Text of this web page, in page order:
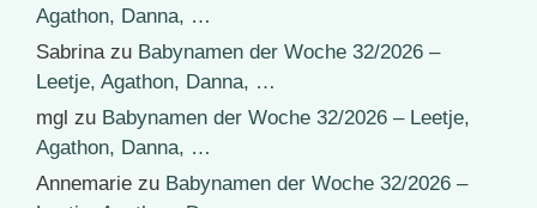
Agathon, Danna, …
Sabrina zu Babynamen der Woche 32/2026 –
Leetje, Agathon, Danna, …
mgl zu Babynamen der Woche 32/2026 – Leetje,
Agathon, Danna, …
Annemarie zu Babynamen der Woche 32/2026 –